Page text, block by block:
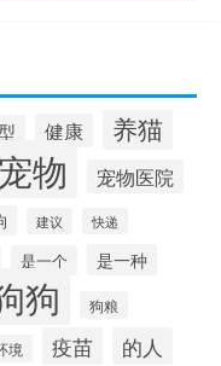
健康 养猫
宠物 宠物医院
建议 快递
是一个 是一种
狗 狗粮
境 疫苗 的人